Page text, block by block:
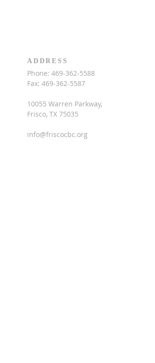
ADDRESS
Phone: 469-362-5588
Fax: 469-362-5587
10055 Warren Parkway,
Frisco, TX 75035
info@friscocbc.org